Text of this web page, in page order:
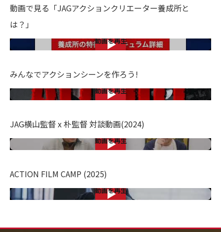
動画で見る「JAGアクションクリエーター養成所と
は？」​
動画を再生
みんなでアクションシーンを作ろう!
動画を再生
JAG横山監督 x 朴監督 対談動画(2024)
動画を再生
ACTION FILM CAMP (2025)
動画を再生